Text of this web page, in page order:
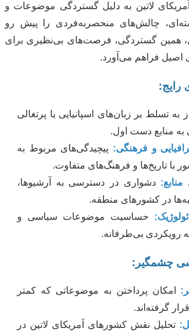
لاتین به دلیل گستردگی موضوعات و
چالش‌های منحصربه‌فردی را پیش رو
همین گستردگی، فرصت‌های بی‌نظیری برای
اصیل فراهم می‌آورد.
رایج:
به تسلط بر زبان‌های اسپانیایی یا پرتغالی
منابع دست اول.
و فرهنگی: پیچیدگی‌های مربوط به
دشواری در دسترسی به آرشیوها،
در کشورهای منطقه.
حساسیت موضوعات سیاسی و
رویکردی بی‌طرفانه.
چشمگیر:
امکان پرداختن به موضوعاتی که کمتر
گرفته‌اند.
تحلیل نقش کشورهای آمریکای لاتین در